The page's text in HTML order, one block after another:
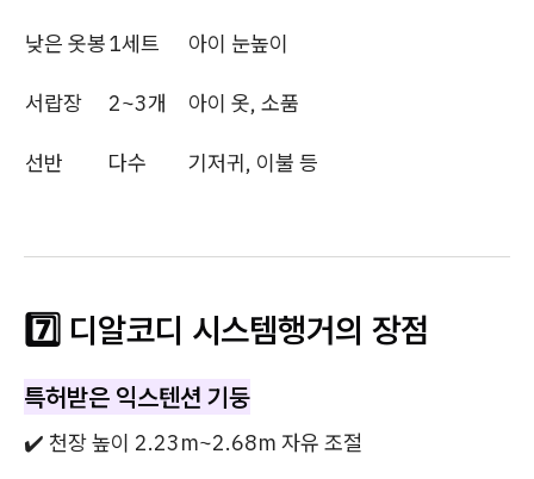
낮은 옷봉1세트 아이 눈높이
서랍장 2~3개 아이 옷, 소품
선반 다수 기저귀, 이불 등
7️⃣ 디알코디 시스템행거의 장점
특허받은 익스텐션 기둥
✔️ 천장 높이 2.23m~2.68m 자유 조절